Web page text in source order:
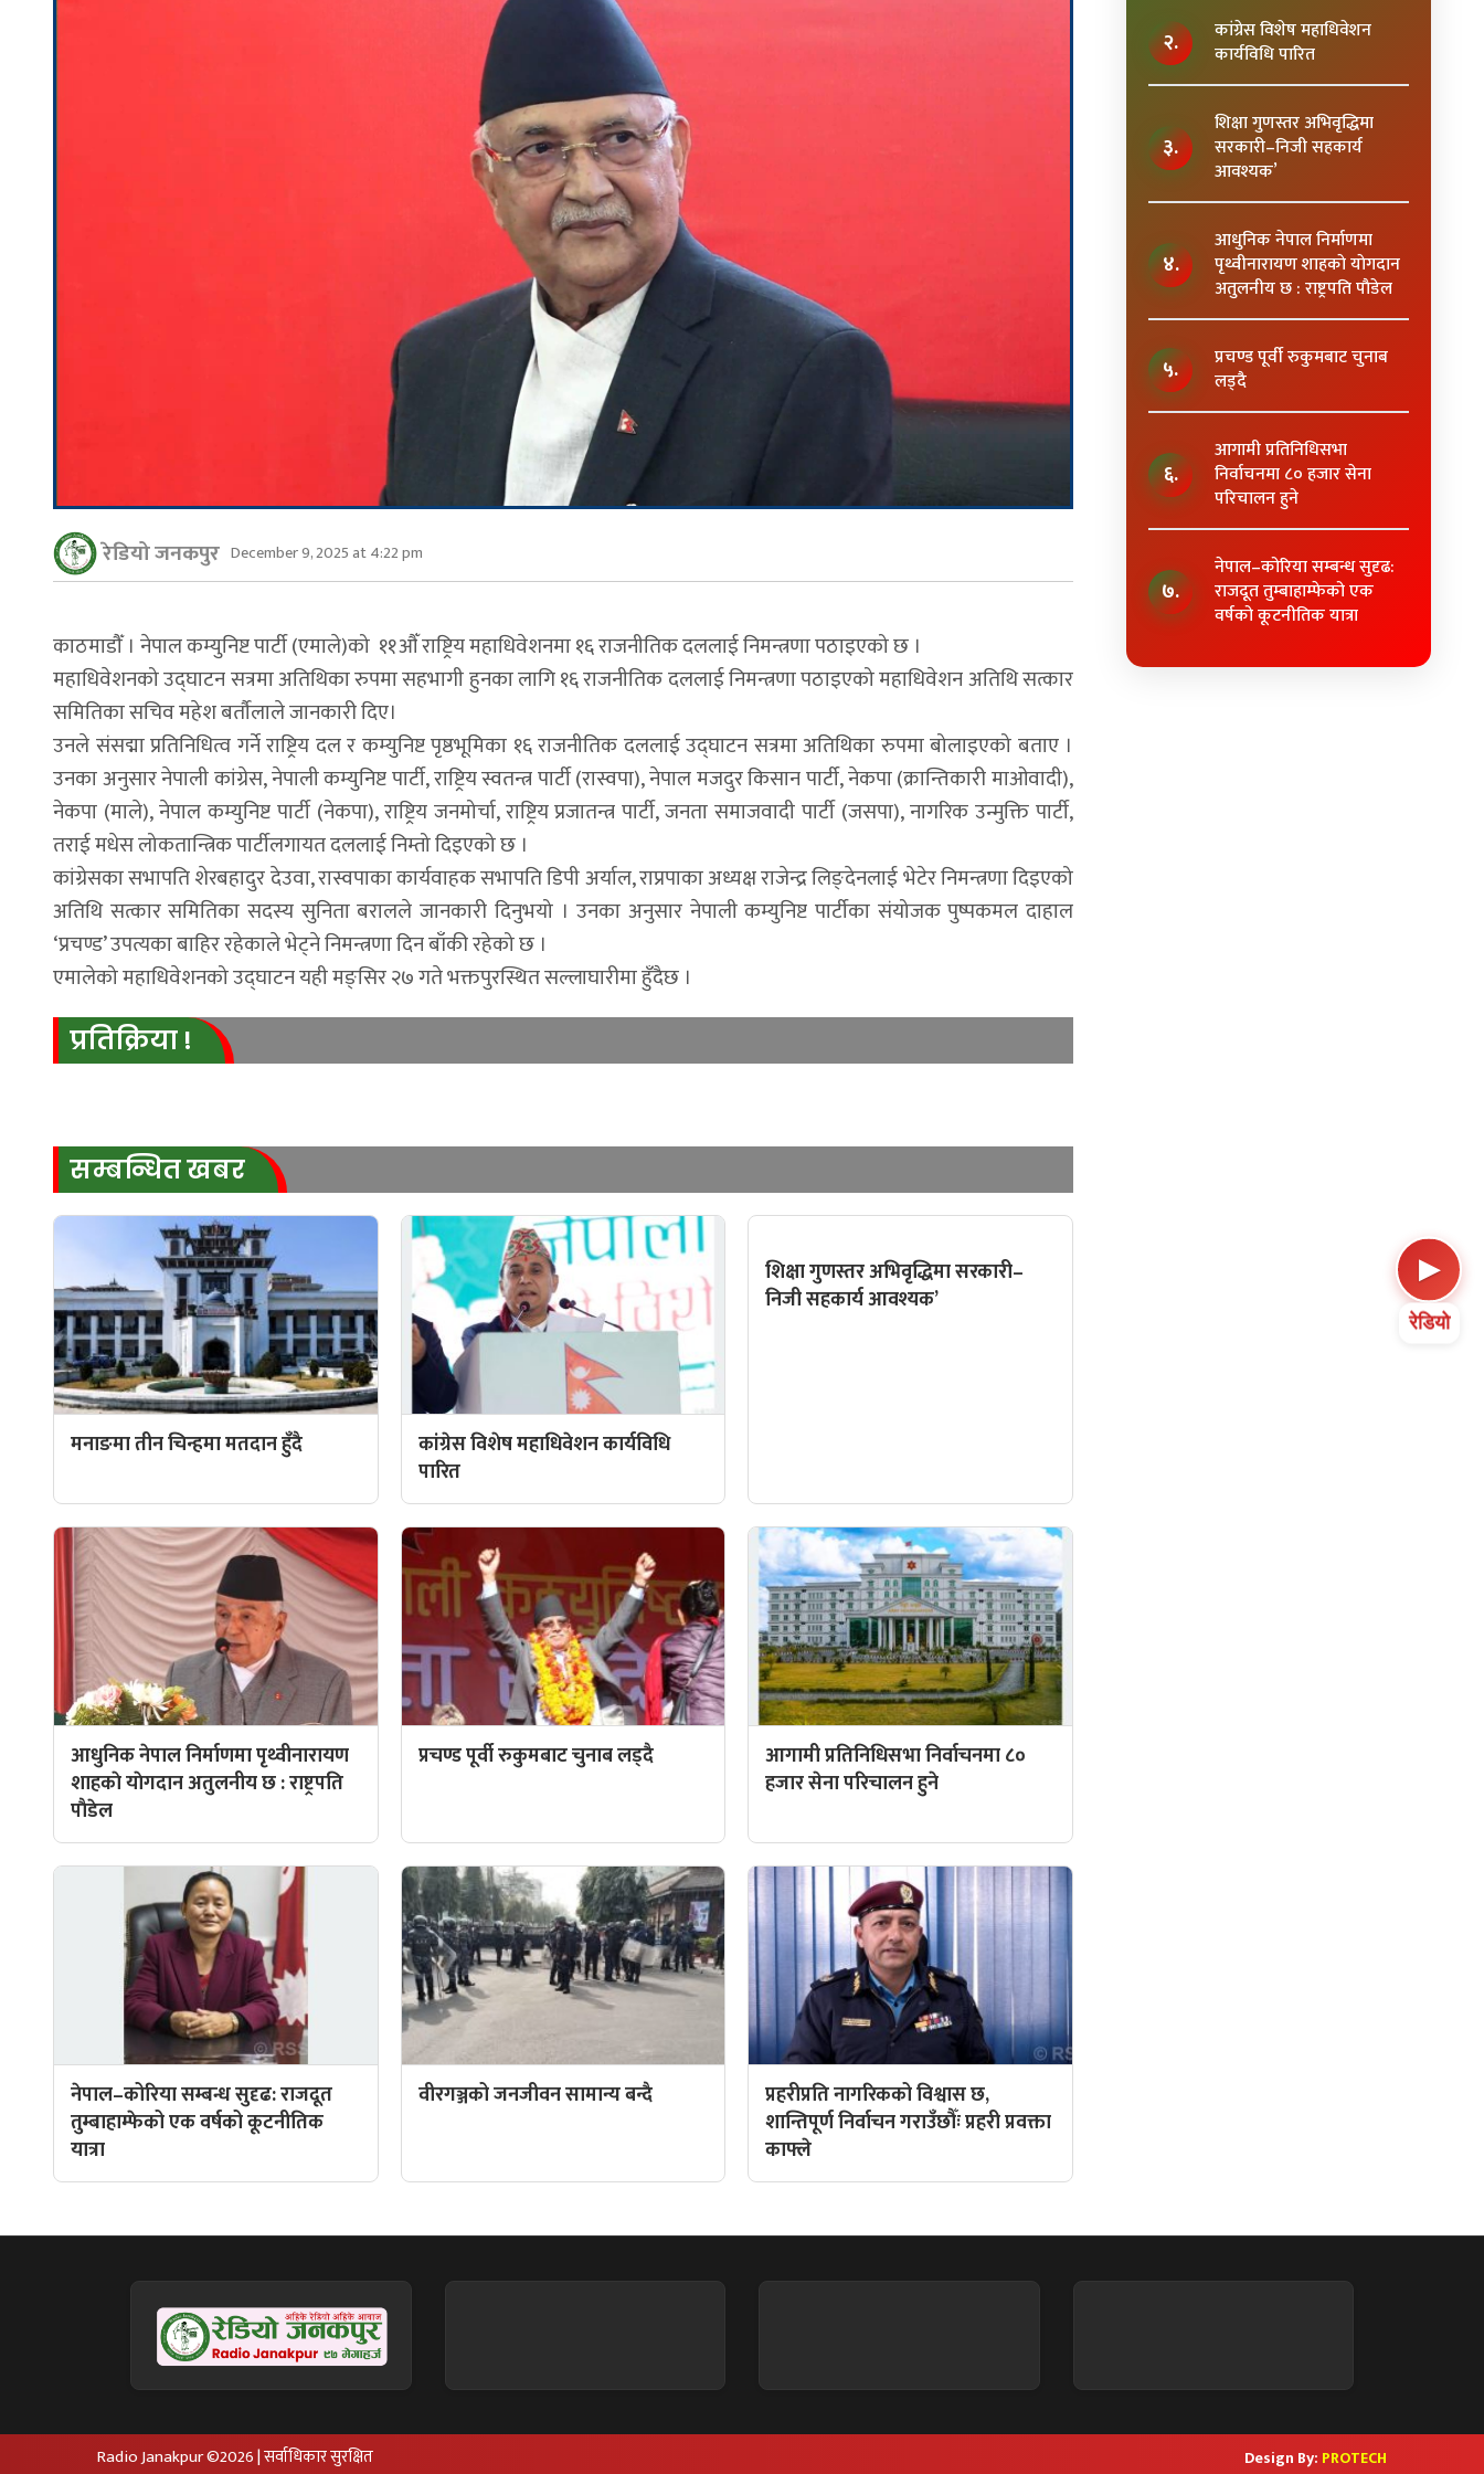
▶
रेडियो
रेडियो जनकपुर December 9, 2025 at 4:22 pm
काठमाडौँ । नेपाल कम्युनिष्ट पार्टी (एमाले)को ११औँ राष्ट्रिय महाधिवेशनमा १६ राजनीतिक दललाई निमन्त्रणा पठाइएको छ ।
महाधिवेशनको उद्घाटन सत्रमा अतिथिका रुपमा सहभागी हुनका लागि १६ राजनीतिक दललाई निमन्त्रणा पठाइएको महाधिवेशन अतिथि सत्कार
समितिका सचिव महेश बर्तौलाले जानकारी दिए।
उनले संसद्मा प्रतिनिधित्व गर्ने राष्ट्रिय दल र कम्युनिष्ट पृष्ठभूमिका १६ राजनीतिक दललाई उद्घाटन सत्रमा अतिथिका रुपमा बोलाइएको बताए ।
उनका अनुसार नेपाली कांग्रेस, नेपाली कम्युनिष्ट पार्टी, राष्ट्रिय स्वतन्त्र पार्टी (रास्वपा), नेपाल मजदुर किसान पार्टी, नेकपा (क्रान्तिकारी माओवादी),
नेकपा (माले), नेपाल कम्युनिष्ट पार्टी (नेकपा), राष्ट्रिय जनमोर्चा, राष्ट्रिय प्रजातन्त्र पार्टी, जनता समाजवादी पार्टी (जसपा), नागरिक उन्मुक्ति पार्टी,
तराई मधेस लोकतान्त्रिक पार्टीलगायत दललाई निम्तो दिइएको छ ।
कांग्रेसका सभापति शेरबहादुर देउवा, रास्वपाका कार्यवाहक सभापति डिपी अर्याल, राप्रपाका अध्यक्ष राजेन्द्र लिङ्देनलाई भेटेर निमन्त्रणा दिइएको
अतिथि सत्कार समितिका सदस्य सुनिता बरालले जानकारी दिनुभयो । उनका अनुसार नेपाली कम्युनिष्ट पार्टीका संयोजक पुष्पकमल दाहाल
‘प्रचण्ड’ उपत्यका बाहिर रहेकाले भेट्ने निमन्त्रणा दिन बाँकी रहेको छ ।
एमालेको महाधिवेशनको उद्घाटन यही मङ्सिर २७ गते भक्तपुरस्थित सल्लाघारीमा हुँदैछ ।
प्रतिक्रिया !
सम्बन्धित खबर
मनाङमा तीन चिन्हमा मतदान हुँदै
कांग्रेस विशेष महाधिवेशन कार्यविधि
पारित
शिक्षा गुणस्तर अभिवृद्धिमा सरकारी–
निजी सहकार्य आवश्यक’
आधुनिक नेपाल निर्माणमा पृथ्वीनारायण
शाहकाे याेगदान अतुलनीय छ : राष्ट्रपति
पाैडेल
प्रचण्ड पूर्वी रुकुमबाट चुनाब लड्दै
आगामी प्रतिनिधिसभा निर्वाचनमा ८०
हजार सेना परिचालन हुने
नेपाल–कोरिया सम्बन्ध सुदृढ: राजदूत
तुम्बाहाम्फेको एक वर्षको कूटनीतिक
यात्रा
वीरगञ्जको जनजीवन सामान्य बन्दै
प्रहरीप्रति नागरिकको विश्वास छ,
शान्तिपूर्ण निर्वाचन गराउँछौँः प्रहरी प्रवक्ता
काफ्ले
२.
कांग्रेस विशेष महाधिवेशन
कार्यविधि पारित
३.
शिक्षा गुणस्तर अभिवृद्धिमा
सरकारी–निजी सहकार्य
आवश्यक’
४.
आधुनिक नेपाल निर्माणमा
पृथ्वीनारायण शाहकाे याेगदान
अतुलनीय छ : राष्ट्रपति पाैडेल
५.
प्रचण्ड पूर्वी रुकुमबाट चुनाब
लड्दै
६.
आगामी प्रतिनिधिसभा
निर्वाचनमा ८० हजार सेना
परिचालन हुने
७.
नेपाल–कोरिया सम्बन्ध सुदृढ:
राजदूत तुम्बाहाम्फेको एक
वर्षको कूटनीतिक यात्रा
Radio Janakpur ©2026 | सर्वाधिकार सुरक्षित Design By: PROTECH